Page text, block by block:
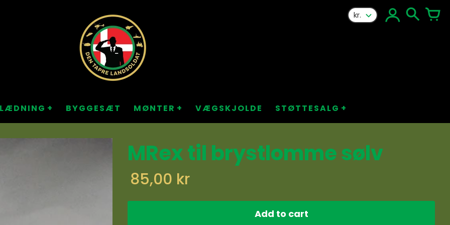
kr.
BYGGESÆT MØNTER VÆGSKJOLDE STØTTESALG
MRex til brystlomme sølv
85,00 kr
Add to cart